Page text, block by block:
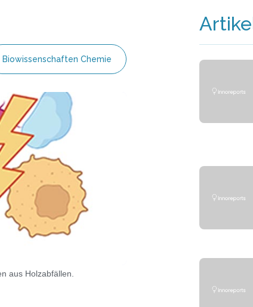
Biowissenschaften Chemie
aus Holzabfällen.